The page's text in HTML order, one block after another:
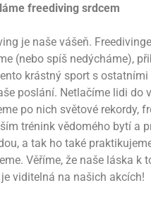
freediving srdcem
je naše vášeň.
(nebo spíš nedýcháme),
krástný sport s ostatními
poslání. Netlačíme lidi do
po nich světové rekordy,
trénink vědomého bytí a
a tak ho také
Věříme, že naše láska k
viditelná na našich akcích!